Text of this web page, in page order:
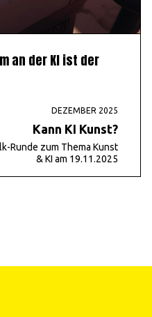
an der KI ist der
DEZEMBER 2025
Kann KI Kunst?
Runde zum Thema Kunst
& KI am 19.11.2025